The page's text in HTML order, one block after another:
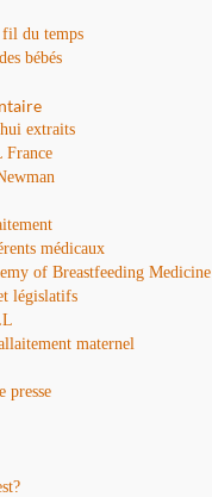
du temps
bébés
extraits
France
médicaux
of Breastfeeding Medicine
législatifs
maternel
presse